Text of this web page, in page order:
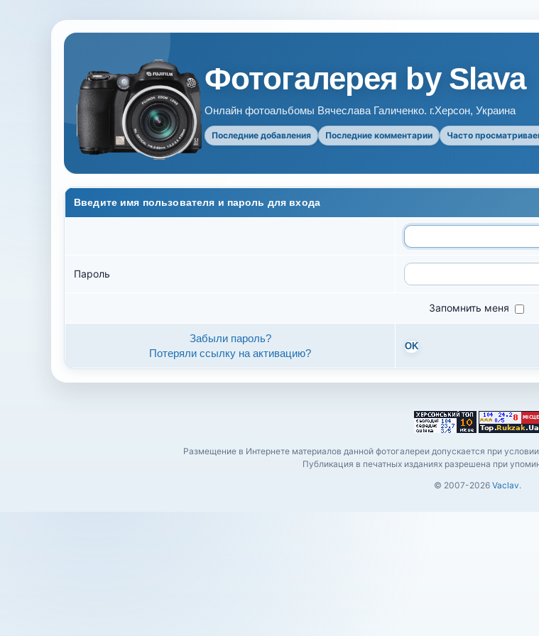
Фотогалерея by Slava
Онлайн фотоальбомы Вячеслава Галиченко. г.Херсон, Украина
Последние добавления Последние комментарии Часто
Введите имя пользователя и пароль для входа
Пароль
Запомнить меня
Забыли пароль?
Потеряли ссылку на активацию?
OK
Размещение в Интернете материалов данной фотогалереи допускается при
Публикация в печатных изданиях разрешена при
© 2007-2026 Vaclav.